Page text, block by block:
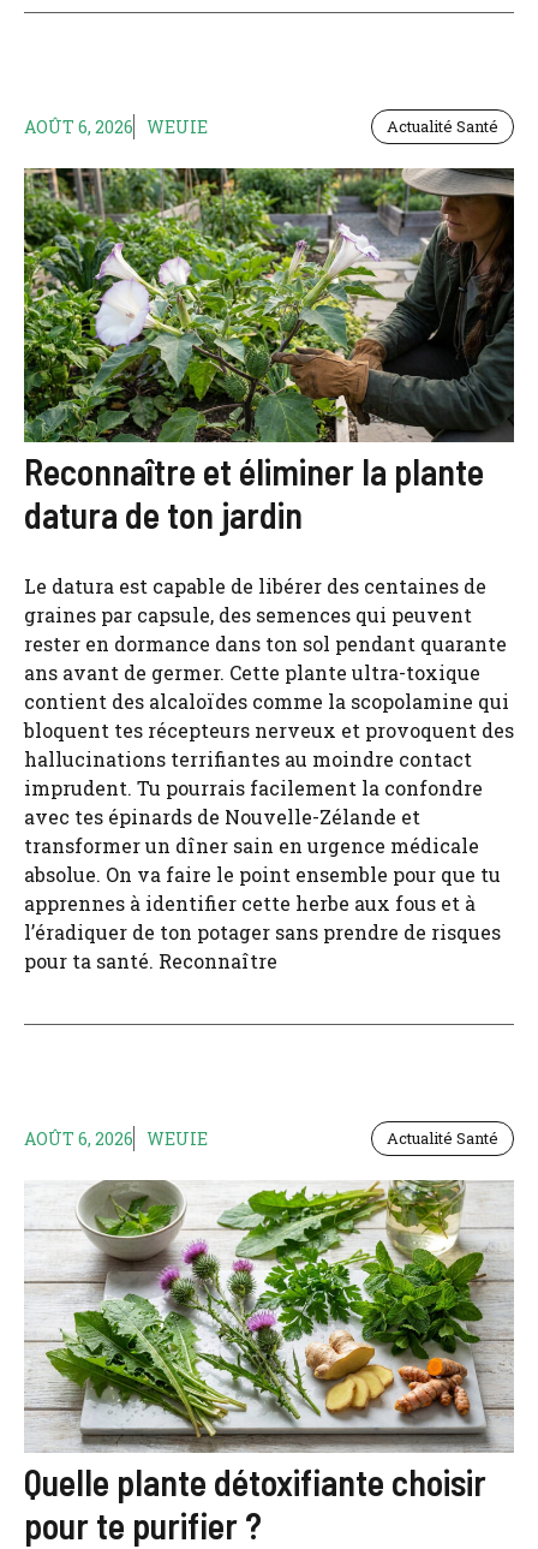
AOÛT 6, 2026 WEUIE Actualité Santé
Reconnaître et éliminer la plante
datura de ton jardin
Le datura est capable de libérer des centaines de
graines par capsule, des semences qui peuvent
rester en dormance dans ton sol pendant quarante
ans avant de germer. Cette plante ultra-toxique
contient des alcaloïdes comme la scopolamine qui
bloquent tes récepteurs nerveux et provoquent des
hallucinations terrifiantes au moindre contact
imprudent. Tu pourrais facilement la confondre
avec tes épinards de Nouvelle-Zélande et
transformer un dîner sain en urgence médicale
absolue. On va faire le point ensemble pour que tu
apprennes à identifier cette herbe aux fous et à
l’éradiquer de ton potager sans prendre de risques
pour ta santé. Reconnaître
AOÛT 6, 2026 WEUIE Actualité Santé
Quelle plante détoxifiante choisir
pour te purifier ?